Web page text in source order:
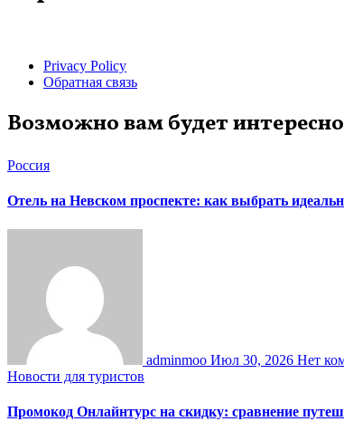
Privacy Policy
Обратная связь
Возможно вам будет интересно
Россия
Отель на Невском проспекте: как выбрать
adminmoo Июл 30, 2026 Нет
Новости для туристов
Промокод Онлайнтурс на скидку: сравнение